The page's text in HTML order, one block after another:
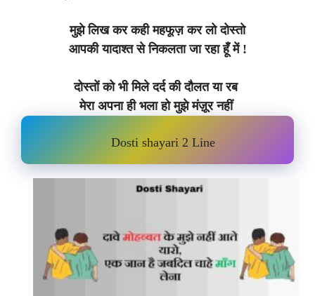
मुझे लिख कर कही महफूज़ कर लो दोस्तो
आपकी यादाश्त से निकलता जा रहा हूँ में !
दोस्तों को भी मिले दर्द की दौलत या रब
मेरा अपना ही भला हो मुझे मंज़ूर नहीं
Dosti shayari 2 Line